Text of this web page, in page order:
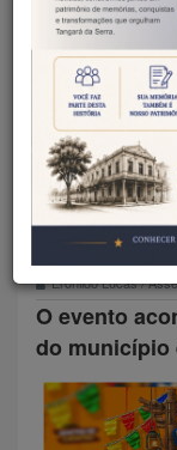
Eronildo Lucas /
O evento
do município